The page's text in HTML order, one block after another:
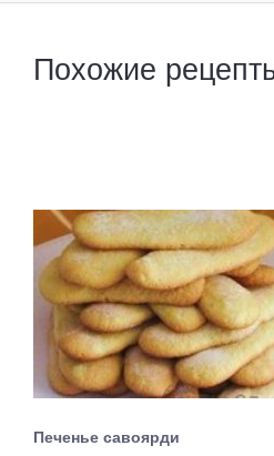
Похожие
Печенье савоярди